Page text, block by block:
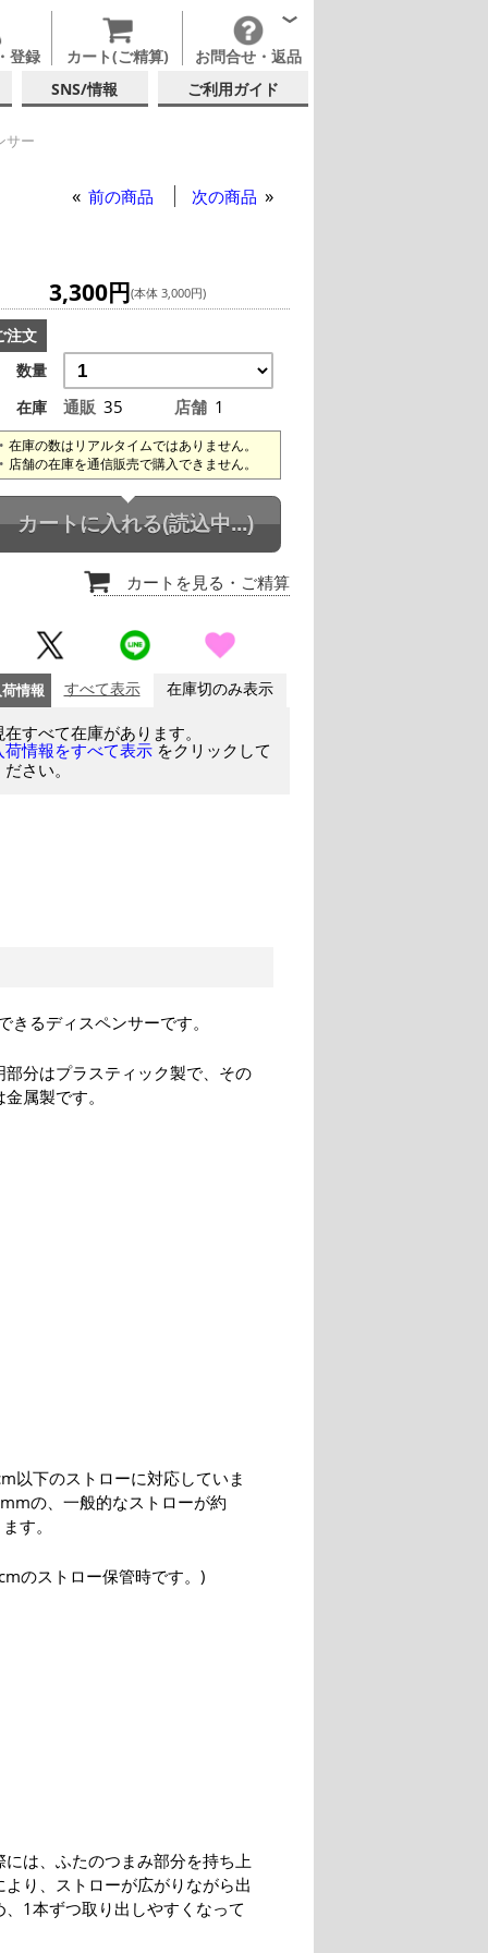
登録 カート(ご精算) お問合せ・返品
SNS/情報 ご利用ガイド
サー
前の商品 次の商品
3,300円(本体 3,000円)
注文
数量
在庫
通販 35 店舗 1
在庫の数はリアルタイムではありません。
店舗の在庫を通信販売で購入できません。
カートに入れる(読込中...)
カートを見る ・ご精算
情報 すべて表示 在庫切のみ表示
在すべて在庫があります。
荷情報をすべて表示 をクリックして
さい。
るディスペンサーです。
部分はプラスティック製で、その
属製です。
以下のストローに対応していま
の、一般的なストローが約
す。
のストロー保管時です。)
には、ふたのつまみ部分を持ち上
より、ストローが広がりながら出
、1本ずつ取り出しやすくなって